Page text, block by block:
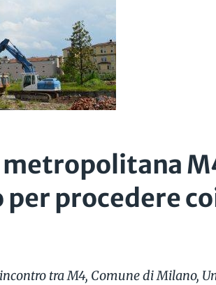
metropolitana
per procedere
tra M4, Comune di Milano,